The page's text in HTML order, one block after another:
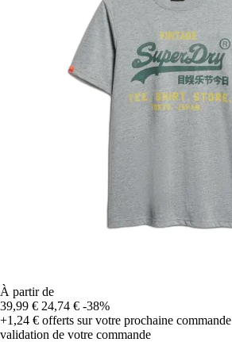
À partir de
39,99 € 24,74 € -38%
+1,24 € offerts sur votre prochaine commande
validation de votre commande